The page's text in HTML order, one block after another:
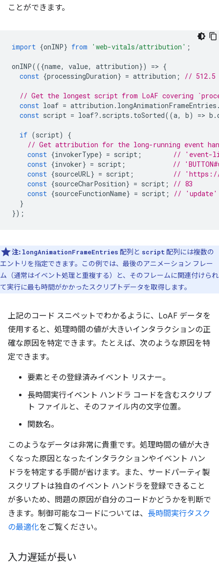
ことができます。
import {onINP} from 'web-vitals/attribution' ;
onINP(({name, value, attribution}) => {
const {processingDuration} = attribution ; // 512.5
// Get the longest script from LoAF covering
const loaf = attribution . longAnimationFrameEntries
const script = loaf? . scripts . toSorted((a, b) => b .
if (script)
{
// Get attribution for the long-running event
const {invokerType} = script ;
// 'event-
const {invoker} = script ;
//
const {sourceURL} = script ;
// 'https://
const {sourceCharPosition} = script ;
// 83
const {sourceFunctionName} = script ;
// 'update'
}
});
注: longAnimationFrameEntries 配列と script 配列には複数の
エントリを指定できます。この例では、最後のアニメーション フレー
ム（通常はイベント処理と重複する）と、そのフレームに関連付けられ
て実行に最も時間がかかったスクリプトデータを取得します。
上記のコード スニペットでわかるように、LoAF データを
使用すると、処理時間の値が大きいインタラクションの正
確な原因を特定できます。たとえば、次のような原因を特
定できます。
要素とその登録済みイベント リスナー。
長時間実行イベント ハンドラ コードを含むスクリプ
ト ファイルと、そのファイル内の文字位置。
関数名。
このようなデータは非常に貴重です。処理時間の値が大き
くなった原因となったインタラクションやイベント ハン
ドラを特定する手間が省けます。また、サードパーティ製
スクリプトは独自のイベント ハンドラを登録できること
が多いため、問題の原因が自分のコードかどうかを判断で
きます。制御可能なコードについては、 長時間実行タスク
の最適化をご覧ください。
入力遅延が長い